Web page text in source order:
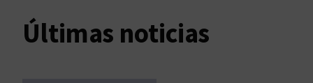
Últimas noticias